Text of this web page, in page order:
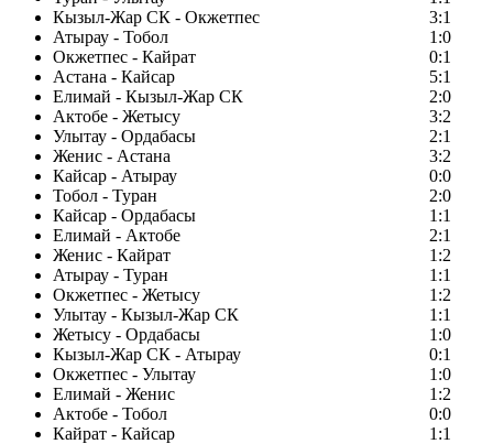
Кызыл-Жар СК - Окжетпес
3:1
Атырау - Тобол
1:0
Окжетпес - Кайрат
0:1
Астана - Кайсар
5:1
Елимай - Кызыл-Жар СК
2:0
Актобе - Жетысу
3:2
Улытау - Ордабасы
2:1
Женис - Астана
3:2
Кайсар - Атырау
0:0
Тобол - Туран
2:0
Кайсар - Ордабасы
1:1
Елимай - Актобе
2:1
Женис - Кайрат
1:2
Атырау - Туран
1:1
Окжетпес - Жетысу
1:2
Улытау - Кызыл-Жар СК
1:1
Жетысу - Ордабасы
1:0
Кызыл-Жар СК - Атырау
0:1
Окжетпес - Улытау
1:0
Елимай - Женис
1:2
Актобе - Тобол
0:0
Кайрат - Кайсар
1:1